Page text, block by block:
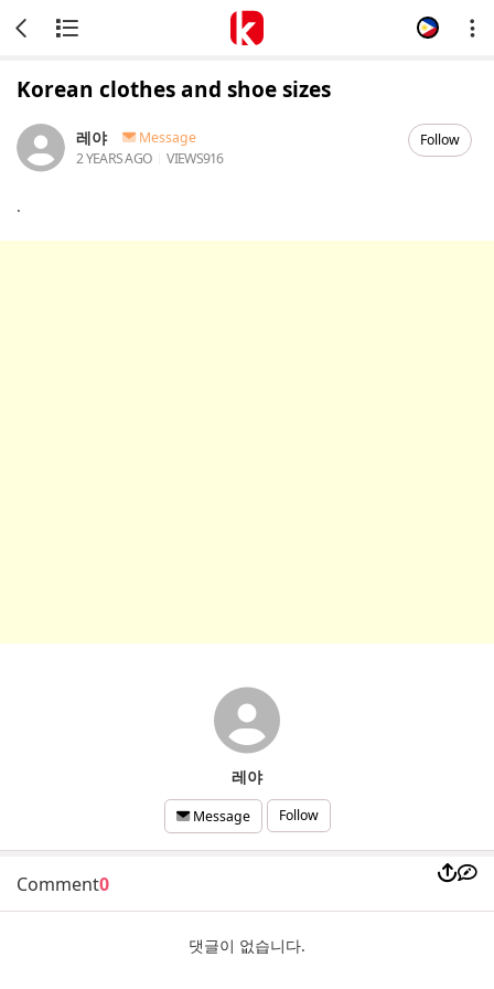
Korean clothes and shoe sizes
레야
Message
2 YEARS AGO
VIEWS916
Follow
.
레야
Message Follow
Comment0
댓글이 없습니다.